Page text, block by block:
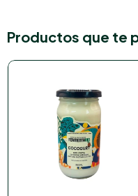
Productos que te